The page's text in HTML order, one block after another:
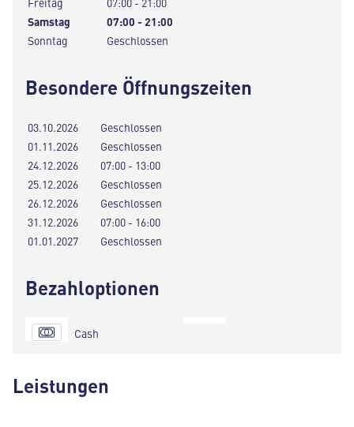
Samstag
07:00 - 21:00
Sonntag
Geschlossen
Besondere Öffnungszeiten
03.10.2026
Geschlossen
01.11.2026
Geschlossen
24.12.2026
07:00 - 13:00
25.12.2026
Geschlossen
26.12.2026
Geschlossen
31.12.2026
07:00 - 16:00
01.01.2027
Geschlossen
Bezahloptionen
Cash
Leistungen